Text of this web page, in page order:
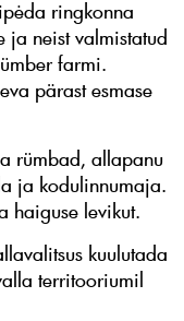
ringkonna
ja neist valmistatud
farmi.
pärast esmase
rümbad, allapanu
ja kodulinnumaja.
haiguse levikut.
kuulutada
territooriumil